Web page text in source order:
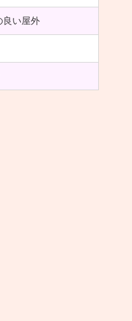
良い屋外